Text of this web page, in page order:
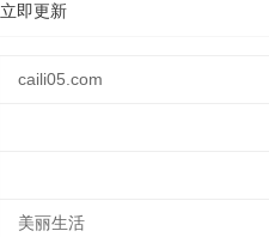
立即更新
caili05.com
美丽生活